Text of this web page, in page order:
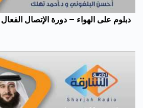
دبلوم على الهواء – دورة الإتصال